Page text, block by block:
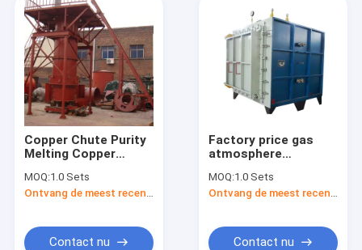
Producten
Over ons
Contacteer ons
Elektrische muffelfurnen
Hoogtemperatuur muffelfurnen
Copper Chute Purity
Melting Copper
MOQ:1.0 Sets
Contact nu
Factory price gas
atmosphere
energy saving
furnace for parts
MOQ:1.0 Sets
Contact nu